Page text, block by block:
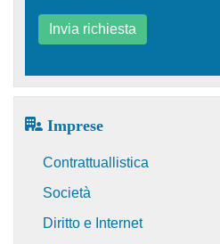
Invia richiesta
Imprese
Contrattuallistica
Società
Diritto e Internet